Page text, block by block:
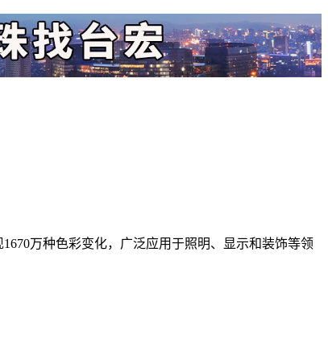
万种色彩变化，广泛应用于照明、显示和装饰等领